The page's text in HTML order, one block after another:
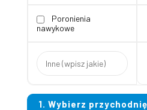
Poronienia
nawykowe
1. Wybierz